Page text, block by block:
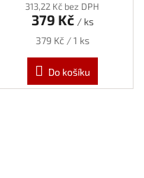
313,22 Kč bez DPH
379 Kč / ks
Měrná
379 Kč / 1 ks
Do košíku